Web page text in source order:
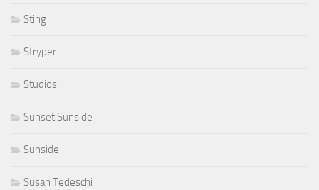
Sting
Stryper
Studios
Sunset Sunside
Sunside
Susan Tedeschi